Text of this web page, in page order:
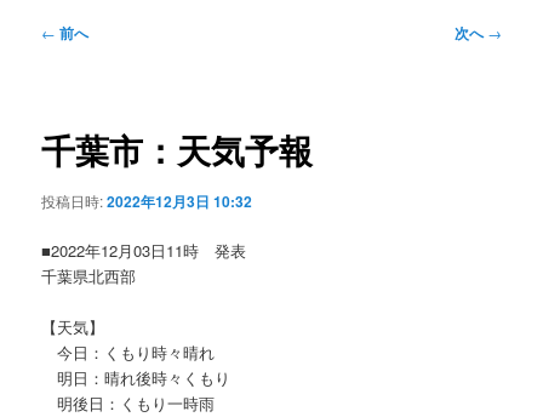
投
ゲ
ー
ョ
← 前へ 次へ→
千葉市：天気予報
投稿日時:2022年12月3日 10:32
■2022年12月03日11時 発表
千葉県北西部
【天気】
今日：くもり時々晴れ
明日：晴れ後時々くもり
明後日：くもり一時雨